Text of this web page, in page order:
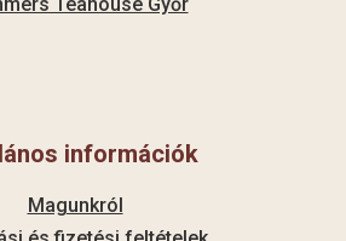
információk
Magunkról